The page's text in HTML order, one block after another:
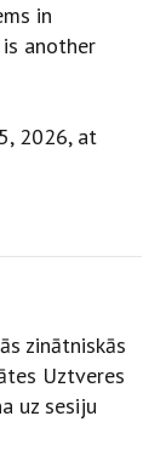
in
another
2026, at
zinātniskās
Uztveres
uz sesiju